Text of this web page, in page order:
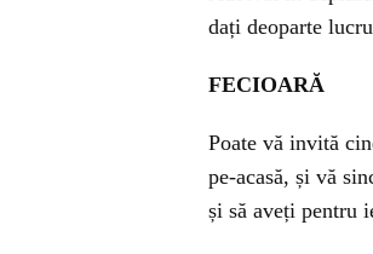
dați deoparte
FECIOARĂ
Poate vă invită
pe-acasă, și vă
și să aveți pentru